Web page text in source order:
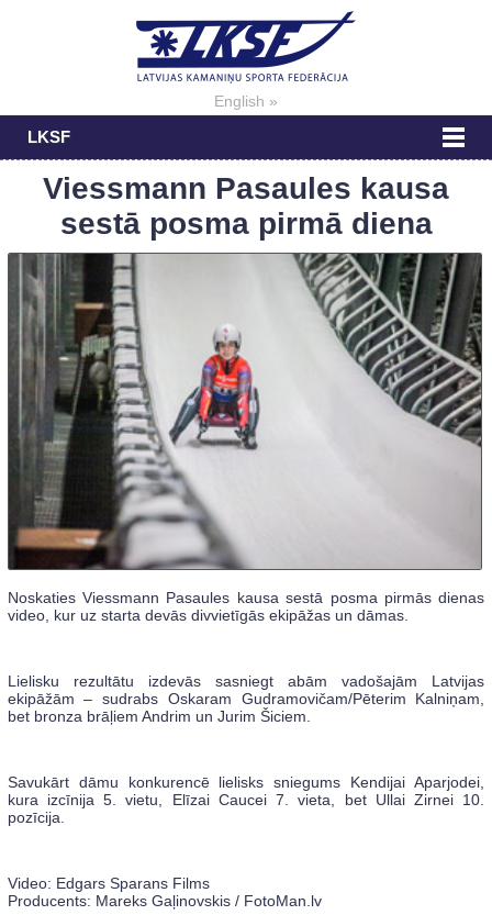
English »
LKSF
Viessmann Pasaules kausa
sestā posma pirmā diena
Noskaties Viessmann Pasaules kausa sestā posma pirmās dienas
video, kur uz starta devās divvietīgās ekipāžas un dāmas.
Lielisku rezultātu izdevās sasniegt abām vadošajām Latvijas
ekipāžām – sudrabs Oskaram Gudramovičam/Pēterim Kalniņam,
bet bronza brāļiem Andrim un Jurim Šiciem.
Savukārt dāmu konkurencē lielisks sniegums Kendijai Aparjodei,
kura izcīnija 5. vietu, Elīzai Caucei 7. vieta, bet Ullai Zirnei 10.
pozīcija.
Video: Edgars Sparans Films
Producents: Mareks Gaļinovskis / FotoMan.lv